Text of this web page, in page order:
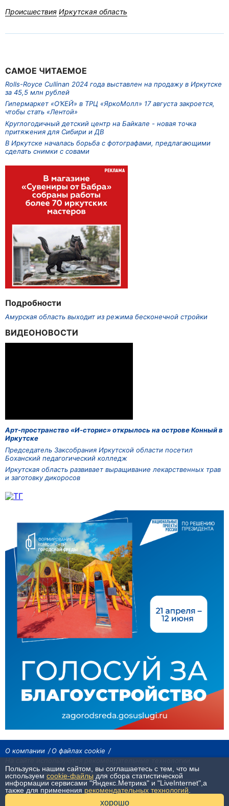
Происшествия Иркутская область
САМОЕ ЧИТАЕМОЕ
Rolls-Royce Cullinan 2024 года выставлен на продажу в Иркутске
за 45,5 млн рублей
Гипермаркет «О’КЕЙ» в ТРЦ «ЯркоМолл» 17 августа закроется,
чтобы стать «Лентой»
Круглогодичный детский центр на Байкале - новая точка
притяжения для Сибири и ДВ
В Иркутске началась борьба с фотографами, предлагающими
сделать снимки с совами
Подробности
Амурская область выходит из режима бесконечной стройки
ВИДЕОНОВОСТИ
Арт-пространство «И-сторис» открылось на острове Конный в
Иркутске
Председатель Заксобрания Иркутской области посетил
Боханский педагогический колледж
Иркутская область развивает выращивание лекарственных трав
и заготовку дикоросов
О компании
О файлах cookie
Сетевое издание «Байкал24». Все права охраняются законом.
При использовании материалов агентства на других сайтах, обязательна
гиперссылка.
Пользуясь нашим сайтом, вы соглашаетесь с тем, что мы
используем cookie-файлы для сбора статистической
информации сервисами "Яндекс.Метрика" и "LiveInternet",а
также для применения рекомендательных технологий
хорошо